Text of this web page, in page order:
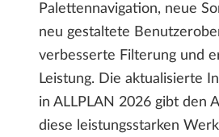
Palettennavigation, neue
neu gestaltete
verbesserte Filterung und
Leistung. Die aktualisierte
in ALLPLAN 2026 gibt den
diese leistungsstarken